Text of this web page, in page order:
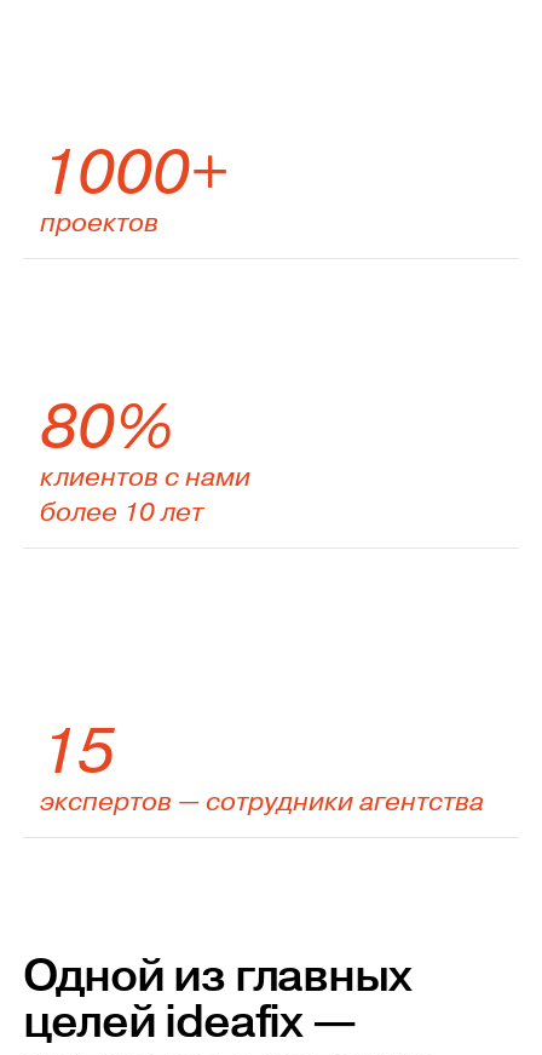
1000+
проектов
80%
клиентов с нами
более 10 лет
15
экспертов — сотрудники агентства
Одной из главных
целей ideafix —